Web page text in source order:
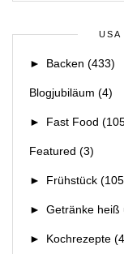
USA
► Backen (433)
Blogjubiläum (4)
► Fast Food
Featured (3)
► Frühstück
► Getränke heiß
► Kochrezepte